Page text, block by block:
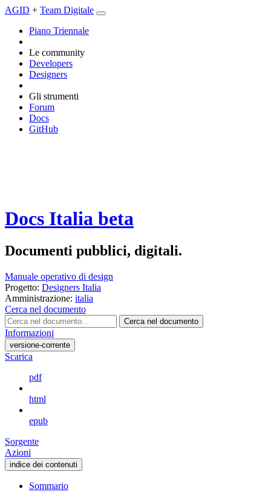
AGID + Team Digitale
Piano Triennale
Le community
Developers
Designers
Gli strumenti
Forum
Docs
GitHub
Docs Italia beta
Documenti pubblici, digitali.
Manuale operativo di design
Progetto: Designers Italia
Amministrazione: italia
Cerca nel documento
Cerca nel documento
Informazioni
versione-corrente
Scarica
pdf
html
epub
Sorgente
Azioni
indice dei contenuti
Sommario